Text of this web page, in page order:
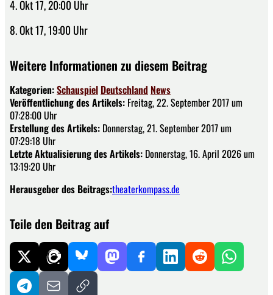
4. Okt 17, 20:00 Uhr
8. Okt 17, 19:00 Uhr
Weitere Informationen zu diesem Beitrag
Kategorien:Schauspiel Deutschland News
Veröffentlichung des Artikels: Freitag, 22. September 2017 um
07:28:00 Uhr
Erstellung des Artikels: Donnerstag, 21. September 2017 um
07:29:18 Uhr
Letzte Aktualisierung des Artikels: Donnerstag, 16. April 2026 um
13:19:20 Uhr
Herausgeber des Beitrags:theaterkompass.de
Teile den Beitrag auf